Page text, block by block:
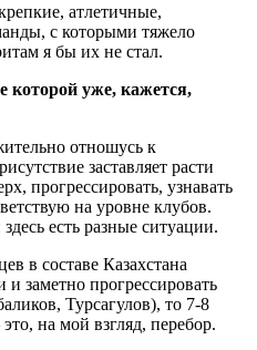
атлетичные,
с которыми тяжело
я бы их не стал.
которой уже, кажется,
отношусь к
заставляет расти
прогрессировать, узнавать
на уровне клубов.
есть разные ситуации.
в составе Казахстана
и заметно прогрессировать
Турсагулов), то 7-8
на мой взгляд, перебор.